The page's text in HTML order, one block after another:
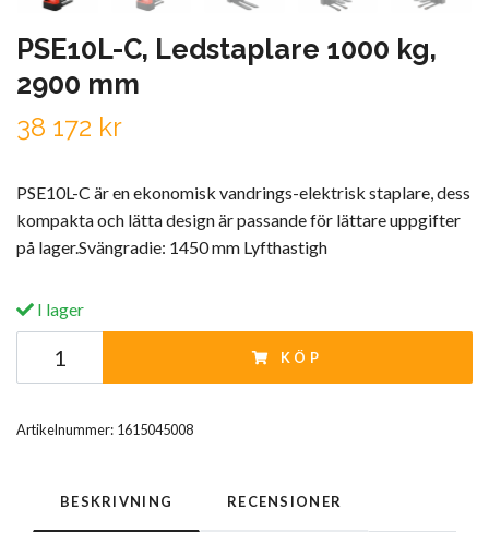
PSE10L-C, Ledstaplare 1000 kg,
2900 mm
38 172 kr
PSE10L-C är en ekonomisk vandrings-elektrisk staplare, dess
kompakta och lätta design är passande för lättare uppgifter
på lager.Svängradie: 1450 mm Lyfthastigh
I lager
KÖP
Artikelnummer: 1615045008
BESKRIVNING RECENSIONER